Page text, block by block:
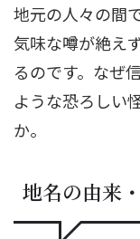
地元の人々の間
気味な噂が絶え
るのです。なぜ
ような恐ろしい
か。
地名の由来